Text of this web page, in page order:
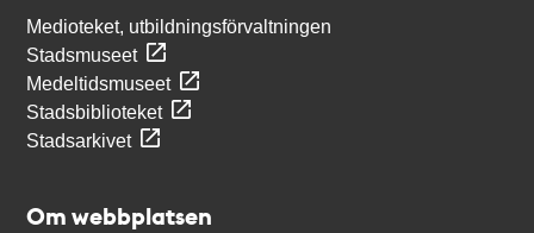
Medioteket, utbildningsförvaltningen
Stadsmuseet
Medeltidsmuseet
Stadsbiblioteket
Stadsarkivet
Om webbplatsen